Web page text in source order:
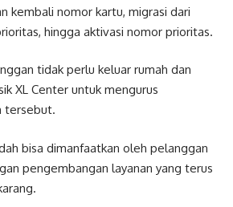
kembali nomor kartu, migrasi dari
hingga aktivasi nomor prioritas.
tidak perlu keluar rumah dan
XL Center untuk mengurus
tersebut.
bisa dimanfaatkan oleh pelanggan
pengembangan layanan yang terus